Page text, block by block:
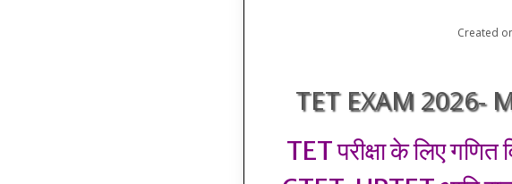
Created
TET EXAM 2026-
TET परीक्षा के लिए